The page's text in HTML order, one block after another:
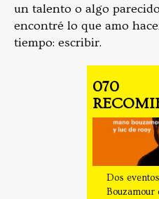
un talento o algo
encontré lo que amo
tiempo: escribir.
070
Dos
Bouzamour